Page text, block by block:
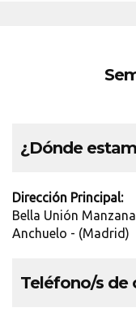
¿Dónde
Dirección Principal:
Bella Unión
Anchuelo - (Madrid)
Teléfono/s de